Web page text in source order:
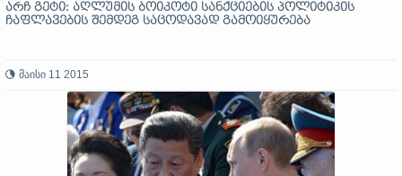
არჩ გეტი: აღლუმის ბოიკოტი სანქციების პოლიტიკის
ჩაფლავების შემდეგ საცოდავად გამოიყურება
მაისი 11 2015